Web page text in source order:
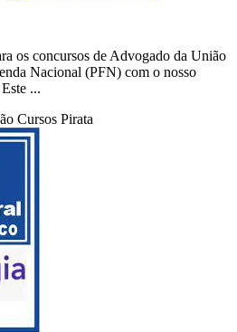
os concursos de Advogado da União
Nacional (PFN) com o nosso
...
Cursos Pirata